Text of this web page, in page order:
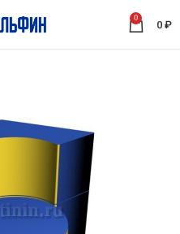
0
0 ₽